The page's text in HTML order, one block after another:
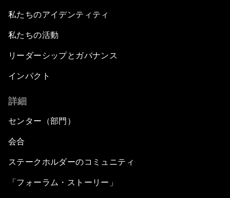
私たちのアイデンティティ
私たちの活動
リーダーシップとガバナンス
インパクト
詳細
センター（部門）
会合
ステークホルダーのコミュニティ
「フォーラム・ストーリー」